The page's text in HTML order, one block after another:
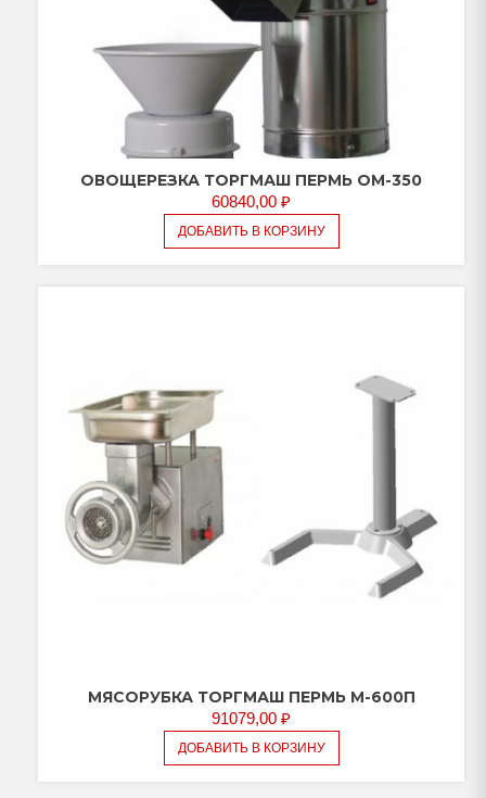
ОВОЩЕРЕЗКА ТОРГМАШ ПЕРМЬ ОМ-350
60840,00 ₽
ДОБАВИТЬ В КОРЗИНУ
МЯСОРУБКА ТОРГМАШ ПЕРМЬ М-600П
91079,00 ₽
ДОБАВИТЬ В КОРЗИНУ